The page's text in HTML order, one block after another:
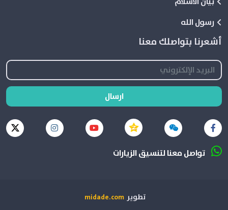
رسول الله
أشعرنا بتواصلك معنا
ارسال
تواصل معنا لتنسيق الزيارات
تطوير midade.com